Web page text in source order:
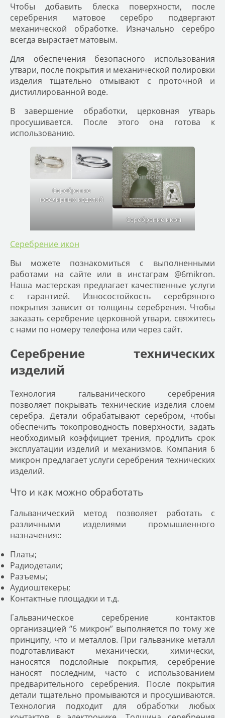
Чтобы добавить блеска поверхности, после
серебрения матовое серебро подвергают
механической обработке. Изначально серебро
всегда вырастает матовым.
Для обеспечения безопасного использования
утвари, после покрытия и механической полировки
изделия тщательно отмывают с проточной и
дистиллированной воде.
В завершение обработки, церковная утварь
просушивается. После этого она готова к
использованию.
Серебрение
ювелирных изделий
Серебрение икон
Серебрение икон
Вы можете познакомиться с выполненными
работами на сайте или в инстаграм @6mikron.
Наша мастерская предлагает качественные услуги
с гарантией. Износостойкость серебряного
покрытия зависит от толщины серебрения. Чтобы
заказать серебрение церковной утвари, свяжитесь
с нами по номеру телефона или через сайт.
Серебрение технических
изделий
Технология гальванического серебрения
позволяет покрывать технические изделия слоем
серебра. Детали обрабатывают серебром, чтобы
обеспечить токопроводность поверхности, задать
необходимый коэффициет трения, продлить срок
эксплуатации изделий и механизмов. Компания 6
микрон предлагает услуги серебрения технических
изделий.
Что и как можно обработать
Гальванический метод позволяет работать с
различными изделиями промышленного
назначения::
Платы;
Радиодетали;
Разъемы;
Аудиоштекеры;
Контактные площадки и т.д.
Гальваническое серебрение контактов
организацией “6 микрон” выполняется по тому же
принципу, что и металлов. При гальванике металл
подготавливают механически, химически,
наносятся подслойные покрытия, серебрение
наносят последним, часто с использованием
предварительного серебрения. После покрытия
детали тщательно промываются и просушиваются.
Технология подходит для обработки любых